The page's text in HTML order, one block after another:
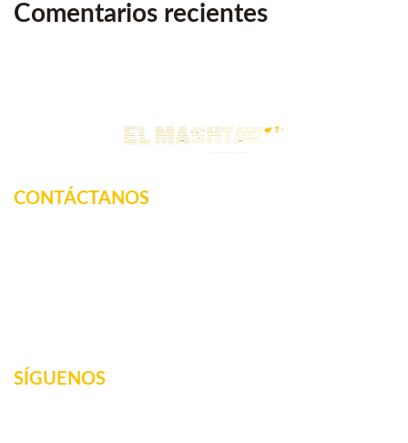
Comentarios recientes
CONTÁCTANOS
SÍGUENOS